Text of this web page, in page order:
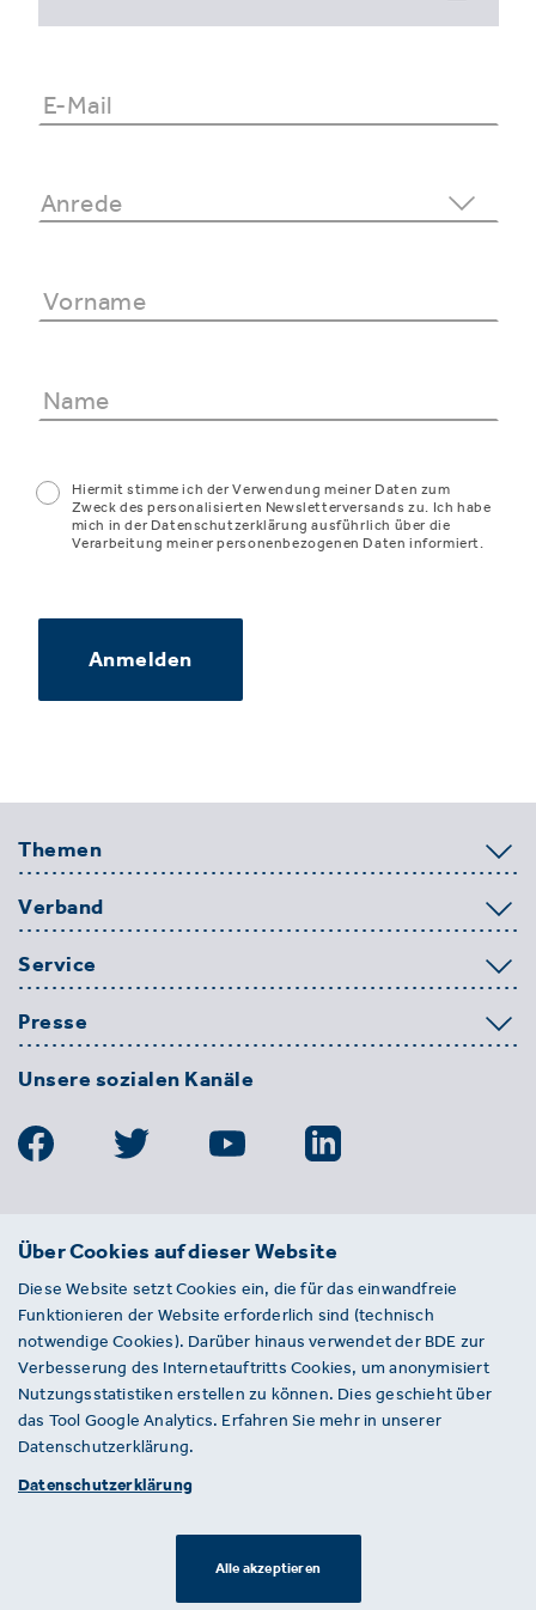
Hiermit stimme ich der Verwendung meiner Daten zum
Zweck des personalisierten Newsletterversands zu. Ich habe
mich in der Datenschutzerklärung ausführlich über die
Verarbeitung meiner personenbezogenen Daten informiert.
Anmelden
Themen
Verband
Service
Presse
Unsere sozialen Kanäle
BDE
Entsorgungs-, Wasser- und
Kreislaufwirtschaft e. V.
Von-der-Heydt-Straße 2
D 10785 Berlin
Sie haben einen Fehler auf unserer Website
gefunden? Ihnen ist ein defekter Link
aufgefallen? Wir freuen uns über Ihren
Über Cookies auf dieser Website
Diese Website setzt Cookies ein, die für das einwandfreie
Funktionieren der Website erforderlich sind (technisch
notwendige Cookies). Darüber hinaus verwendet der BDE zur
Verbesserung des Internetauftritts Cookies, um anonymisiert
Nutzungsstatistiken erstellen zu können. Dies geschieht über
das Tool Google Analytics. Erfahren Sie mehr in unserer
Datenschutzerklärung.
Datenschutzerklärung
Alle akzeptieren